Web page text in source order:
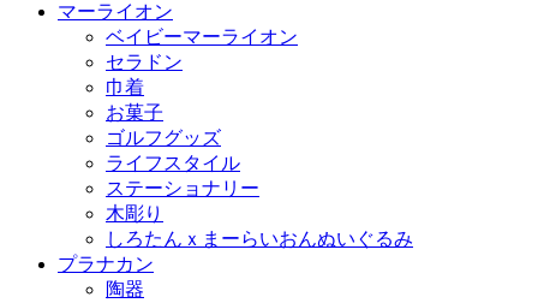
マーライオン
ベイビーマーライオン
セラドン
巾着
お菓子
ゴルフグッズ
ライフスタイル
ステーショナリー
木彫り
しろたんｘまーらいおんぬいぐるみ
プラナカン
陶器